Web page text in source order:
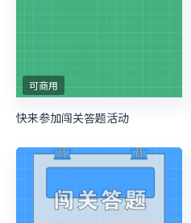
可商用
快来参加闯关答题活动